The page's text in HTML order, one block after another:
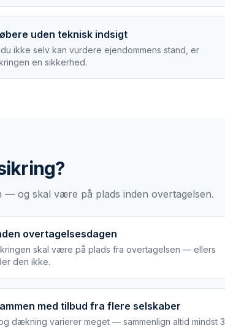
uden teknisk indsigt
ikke selv kan vurdere ejendommens stand, er
en sikkerhed.
?
— og skal være på plads inden overtagelsen.
overtagelsesdagen
skal være på plads fra overtagelsen — ellers
den ikke.
med tilbud fra flere selskaber
dækning varierer meget — sammenlign altid mindst 3